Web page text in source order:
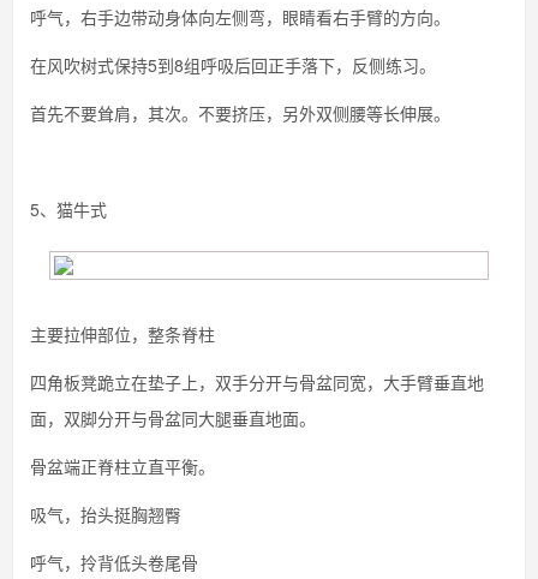
呼气，右手边带动身体向左侧弯，眼睛看右手臂的方向。
在风吹树式保持5到8组呼吸后回正手落下，反侧练习。
首先不要耸肩，其次。不要挤压，另外双侧腰等长伸展。
5、猫牛式
主要拉伸部位，整条脊柱
四角板凳跪立在垫子上，双手分开与骨盆同宽，大手臂垂直地
面，双脚分开与骨盆同大腿垂直地面。
骨盆端正脊柱立直平衡。
吸气，抬头挺胸翘臀
呼气，拎背低头卷尾骨